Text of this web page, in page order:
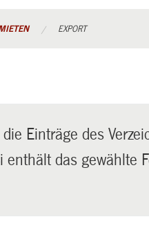
EXPORT
Einträge des
das gewählte